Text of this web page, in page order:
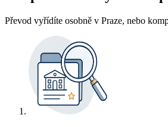
Převod vyřídíte osobně v Praze, nebo